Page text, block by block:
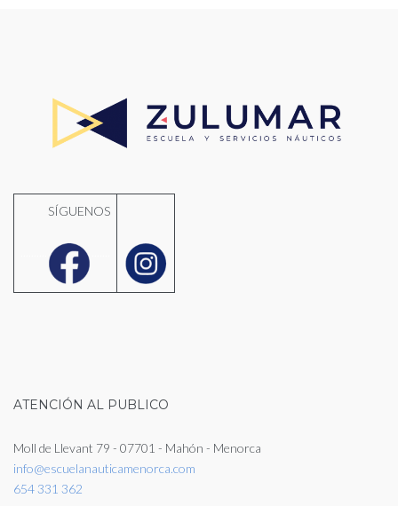
SÍGUENOS
ATENCIÓN AL PUBLICO
Moll de Llevant 79 - 07701 - Mahón - Menorca
info@escuelanauticamenorca.com
654 331 362